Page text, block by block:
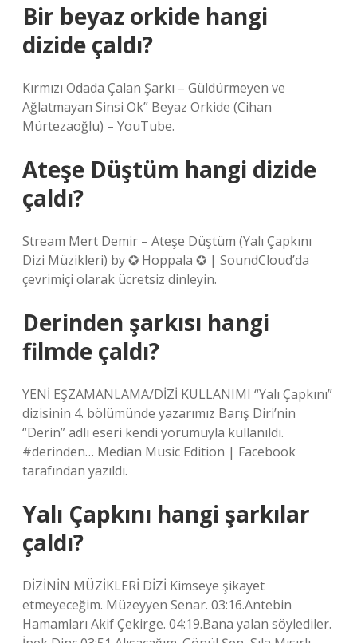
Bir beyaz orkide hangi
dizide çaldı?
Kırmızı Odada Çalan Şarkı – Güldürmeyen ve
Ağlatmayan Sinsi Ok” Beyaz Orkide (Cihan
Mürtezaoğlu) – YouTube.
Ateşe Düştüm hangi dizide
çaldı?
Stream Mert Demir – Ateşe Düştüm (Yalı Çapkını
Dizi Müzikleri) by ✪ Hoppala ✪ | SoundCloud’da
çevrimiçi olarak ücretsiz dinleyin.
Derinden şarkısı hangi
filmde çaldı?
YENİ EŞZAMANLAMA/DİZİ KULLANIMI “Yalı Çapkını”
dizisinin 4. bölümünde yazarımız Barış Diri’nin
“Derin” adlı eseri kendi yorumuyla kullanıldı.
#derinden… Median Music Edition | Facebook
tarafından yazıldı.
Yalı Çapkını hangi şarkılar
çaldı?
DİZİNİN MÜZİKLERİ DİZİ Kimseye şikayet
etmeyeceğim. Müzeyyen Senar. 03:16.Antebin
Hamamları Akif Çekirge. 04:19.Bana yalan söylediler.